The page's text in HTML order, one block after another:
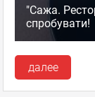
"Сажа.
спробувати!
далее